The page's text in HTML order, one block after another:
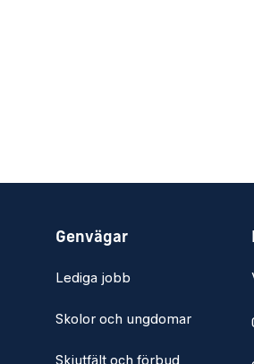
Genvägar
Lediga jobb
Skolor och ungdomar
Skjutfält och förbud